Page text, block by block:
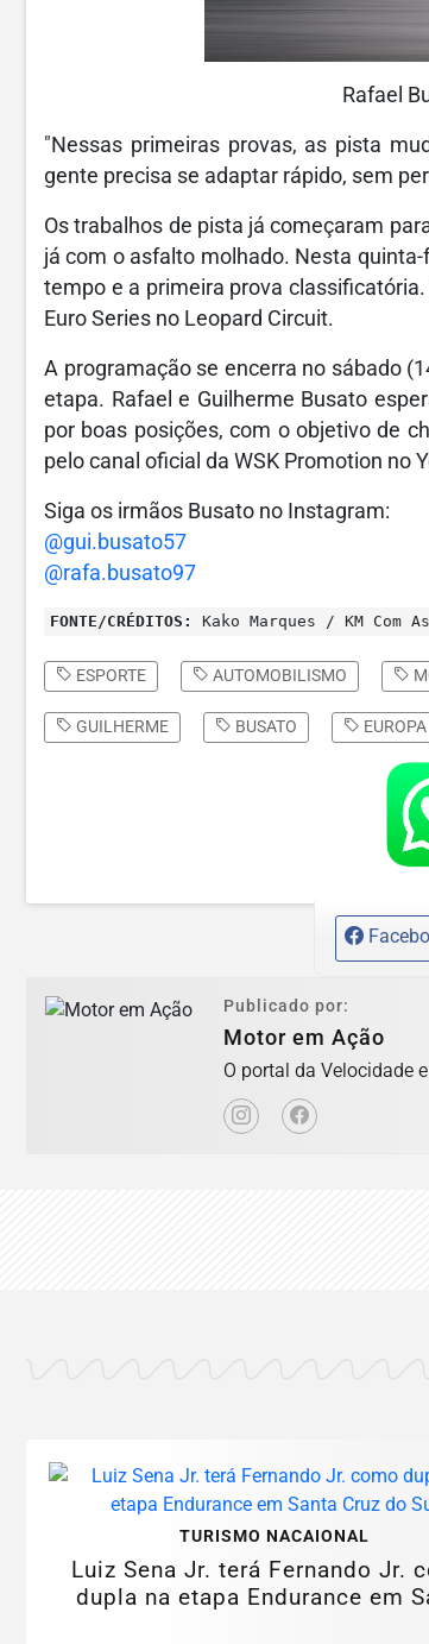
Rafael
"Nessas primeiras provas, as pista
gente precisa se adaptar rápido, sem
Os trabalhos de pista já começaram
já com o asfalto molhado. Nesta
tempo e a primeira prova
Euro Series no Leopard Circuit.
A programação se encerra no sábado
etapa. Rafael e Guilherme Busato
por boas posições, com o objetivo de
pelo canal oficial da WSK Promotion no
Siga os irmãos Busato no Instagram:
@gui.busato57
@rafa.busato97
FONTE/CRÉDITOS: Kako Marques / KM Com
ESPORTE AUTOMOBILISMO
GUILHERME BUSATO EUROPA
Publicado por:
Motor em Ação
O portal da Velocidade
TURISMO NACAIONAL
Luiz Sena Jr. terá Fernando Jr.
dupla na etapa Endurance em